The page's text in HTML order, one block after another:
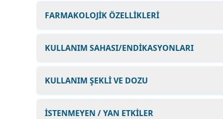
FARMAKOLOJİK ÖZELLİKLERİ
KULLANIM SAHASI/ENDİKASYONLARI
KULLANIM ŞEKLİ VE DOZU
İSTENMEYEN / YAN ETKİLER